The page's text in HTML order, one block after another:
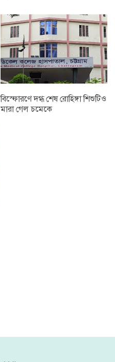
বিস্ফোরণে দগ্ধ শেষ রোহিঙ্গা শিশুটিও
মারা গেল চমেকে